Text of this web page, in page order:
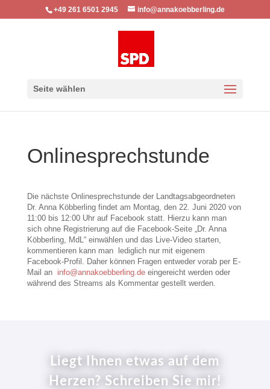
+49 261 6501 2945 info@annakoebberling.de
Seite wählen
Onlinesprechstunde
Die nächste Onlinesprechstunde der Landtagsabgeordneten
Dr. Anna Köbberling findet am Montag, den 22. Juni 2020 von
11:00 bis 12:00 Uhr auf Facebook statt. Hierzu kann man
sich ohne Registrierung auf die Facebook-Seite „Dr. Anna
Köbberling, MdL“ einwählen und das Live-Video starten,
kommentieren kann man lediglich nur mit eigenem
Facebook-Profil. Daher können Fragen entweder vorab per E-
Mail an info@annakoebberling.deeingereicht werdenoder
während des Streams als Kommentar gestellt werden.
Liegt Ihnen etwas auf dem
Herzen? Schreiben Sie mir!